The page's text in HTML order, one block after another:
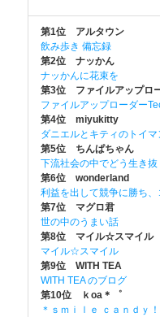
第1位 アルタウン
飲み歩き 備忘録
第2位 ナッかん
ナッかんに花束を
第3位 ファイルアップロ
ファイルアップローダー
第4位 miyukitty
ダニエルとキティのトイ
第5位 ちんぱちゃん
下流社会の中でどう生き抜
第6位 wonderland
利益を出して競争に勝ち
第7位 マグロ君
世の中のうまい話
第8位 マイル☆スマイル
マイル☆スマイル
第9位 WITH TEA
WITH TEA のブログ
第10位 ｋoa＊゜
＊ｓｍｉｌｅ ｃａｎｄｙ